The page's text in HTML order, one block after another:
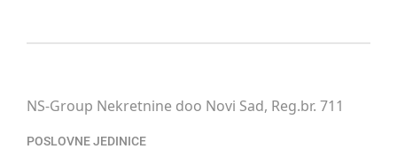
NS-Group Nekretnine doo Novi Sad, Reg.br. 711
POSLOVNE JEDINICE